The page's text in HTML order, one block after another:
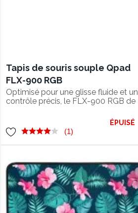
Tapis de souris souple Qpad
FLX-900 RGB
Optimisé pour une glisse fluide et un
contrôle précis, le FLX-900 RGB de
grand format qui trouvera sa place
dans tout setup gamer !
(1)
ÉPUISÉ